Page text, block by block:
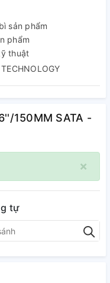
sản phẩm
phẩm
thuật
150MM SATA -
×
tự